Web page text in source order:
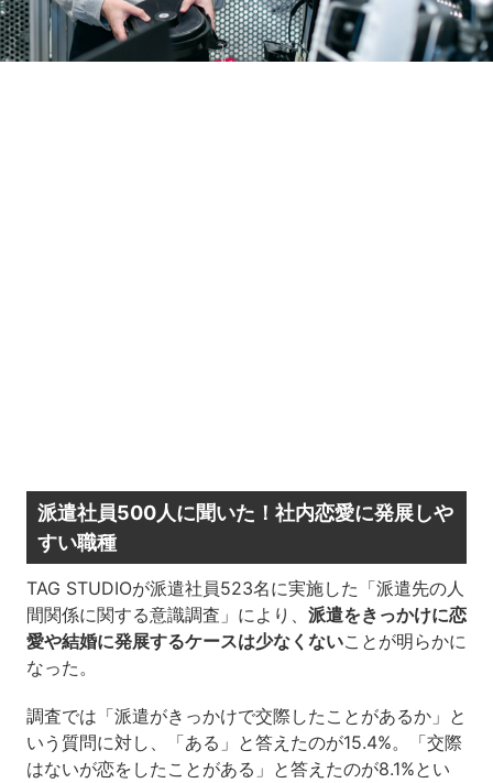
派遣社員500人に聞いた！社内恋愛に発展しや
すい職種
TAG STUDIOが派遣社員523名に実施した「派遣先の人
間関係に関する意識調査」により、 派遣をきっかけに恋
愛や結婚に発展するケースは少なくないことが明らかに
なった。
調査では「派遣がきっかけで交際したことがあるか」と
いう質問に対し、「ある」と答えたのが15.4%。「交際
はないが恋をしたことがある」と答えたのが8.1%とい